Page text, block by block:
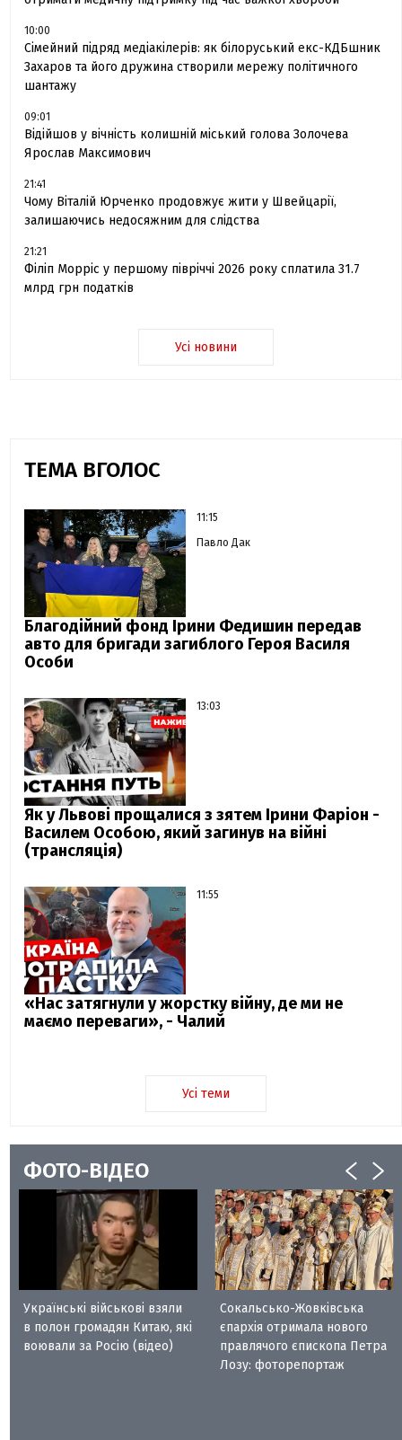
10:00
Сімейний підряд медіакілерів: як білоруський екс-КДБшник
Захаров та його дружина створили мережу політичного
шантажу
09:01
Відійшов у вічність колишній міський голова Золочева
Ярослав Максимович
21:41
Чому Віталій Юрченко продовжує жити у Швейцарії,
залишаючись недосяжним для слідства
21:21
Філіп Морріс у першому півріччі 2026 року сплатила 31.7
млрд грн податків
Усі новини
ТЕМА ВГОЛОС
11:15
Павло Дак
Благодійний фонд Ірини Федишин передав
авто для бригади загиблого Героя Василя
Особи
13:03
Як у Львові прощалися з зятем Ірини Фаріон -
Василем Особою, який загинув на війні
(трансляція)
11:55
«Нас затягнули у жорстку війну, де ми не
маємо переваги», - Чалий
Усі теми
ФОТО-ВІДЕО
Українські військові взяли
в полон громадян Китаю, які
воювали за Росію (відео)
Сокальсько-Жовківська
єпархія отримала нового
правлячого єпископа Петра
Лозу: фоторепортаж